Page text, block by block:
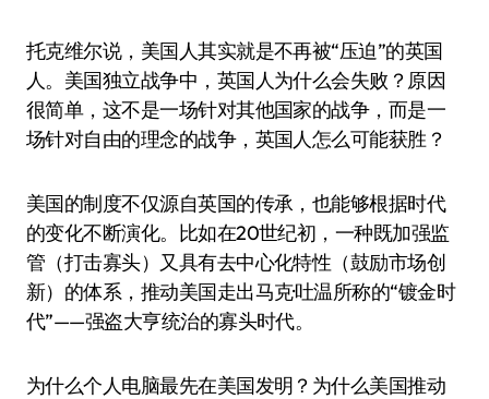
托克维尔说，美国人其实就是不再被“压迫”的英国
人。美国独立战争中，英国人为什么会失败？原因
很简单，这不是一场针对其他国家的战争，而是一
场针对自由的理念的战争，英国人怎么可能获胜？
美国的制度不仅源自英国的传承，也能够根据时代
的变化不断演化。比如在20世纪初，一种既加强监
管（打击寡头）又具有去中心化特性（鼓励市场创
新）的体系，推动美国走出马克·吐温所称的“镀金时
代”——强盗大亨统治的寡头时代。
为什么个人电脑最先在美国发明？为什么美国推动